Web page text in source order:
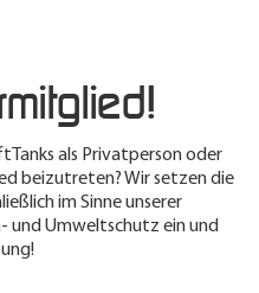
als Privatperson oder
beizutreten? Wir setzen die
im Sinne unserer
und Umweltschutz ein und